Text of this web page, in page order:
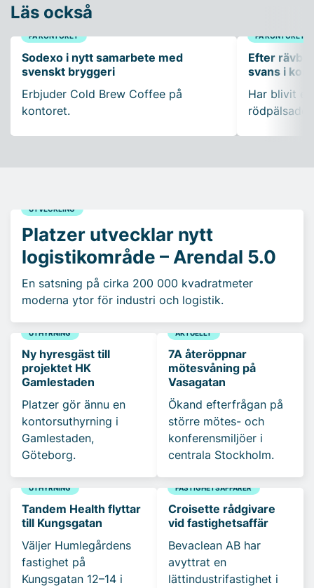
Läs också
PÅ KONTORET
Sodexo i nytt samarbete med
svenskt bryggeri
Erbjuder Cold Brew Coffee på
kontoret.
PÅ KONTORET
Efter
svans i
Har blivit
rödpälsade
UTVECKLING
Platzer utvecklar nytt
logistikområde – Arendal 5.0
En satsning på cirka 200 000 kvadratmeter
moderna ytor för industri och logistik.
UTHYRNING
Ny hyresgäst till
projektet HK
Gamlestaden
Platzer gör ännu en
kontorsuthyrning i
Gamlestaden,
Göteborg.
AKTUELLT
7A återöppnar
mötesvåning på
Vasagatan
Ökand efterfrågan på
större mötes- och
konferensmiljöer i
centrala Stockholm.
UTHYRNING
Tandem Health flyttar
till Kungsgatan
Väljer Humlegårdens
fastighet på
Kungsgatan 12–14 i
FASTIGHETSAFFÄRER
Croisette rådgivare
vid fastighetsaffär
Bevaclean AB har
avyttrat en
lättindustrifastighet i